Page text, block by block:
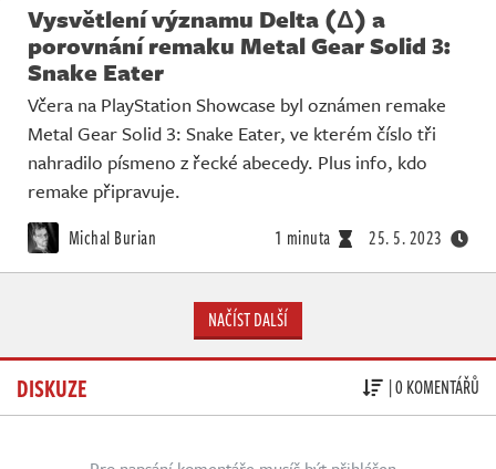
Vysvětlení významu Delta (Δ) a
porovnání remaku Metal Gear Solid 3:
Snake Eater
Včera na PlayStation Showcase byl oznámen remake
Metal Gear Solid 3: Snake Eater, ve kterém číslo tři
nahradilo písmeno z řecké abecedy. Plus info, kdo
remake připravuje.
Michal Burian 1 minuta 25. 5. 2023
NAČÍST DALŠÍ
DISKUZE | 0 KOMENTÁŘŮ